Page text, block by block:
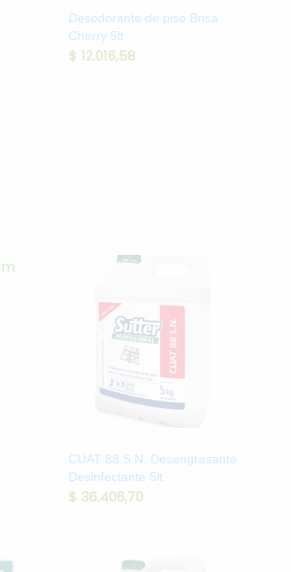
Desodorante de piso Brisa
Cherry 5lt
$ 12.016,58
CUAT 88 S.N. Desengrasante
Desinfectante 5lt.
$ 36.406,70